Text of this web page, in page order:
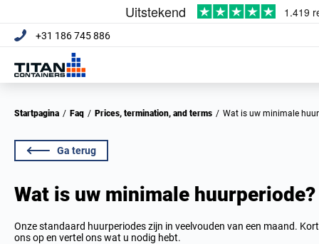
+31 186 745 886
Startpagina / Faq / Prices, termination, and terms / Wat is uw minimale
Ga terug
Wat is uw minimale huurperiode?
Onze standaard huurperiodes zijn in veelvouden van een maand.
ons op en vertel ons wat u nodig hebt.